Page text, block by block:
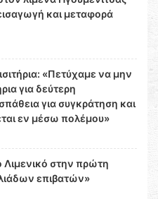
και μεταφορά
«Πετύχαμε να μην
για δεύτερη
για συγκράτηση και
εν μέσω πολέμου»
Λιμενικό στην πρώτη
επιβατών»